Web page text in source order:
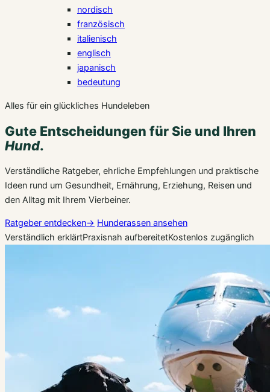
nordisch
französisch
italienisch
englisch
japanisch
bedeutung
Alles für ein glückliches Hundeleben
Gute Entscheidungen für Sie und Ihren
Hund.
Verständliche Ratgeber, ehrliche Empfehlungen und praktische
Ideen rund um Gesundheit, Ernährung, Erziehung, Reisen und
den Alltag mit Ihrem Vierbeiner.
Ratgeber entdecken→ Hunderassen ansehen
Verständlich erklärtPraxisnah aufbereitetKostenlos zugänglich